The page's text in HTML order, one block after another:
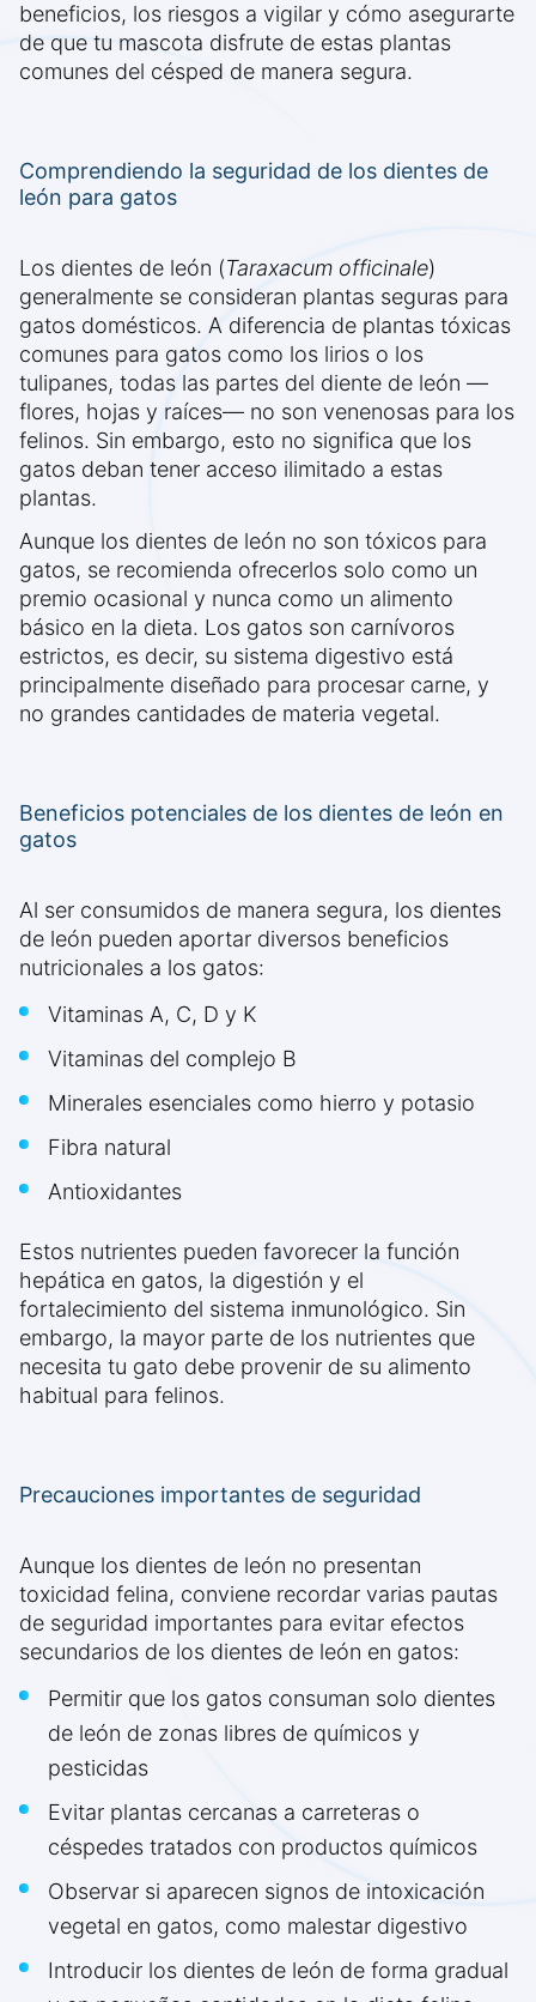
beneficios, los riesgos a vigilar y cómo asegurarte
de que tu mascota disfrute de estas plantas
comunes del césped de manera segura.
Comprendiendo la seguridad de los dientes de
león para gatos
Los dientes de león (Taraxacum officinale)
generalmente se consideran plantas seguras para
gatos domésticos. A diferencia de plantas tóxicas
comunes para gatos como los lirios o los
tulipanes, todas las partes del diente de león —
flores, hojas y raíces— no son venenosas para los
felinos. Sin embargo, esto no significa que los
gatos deban tener acceso ilimitado a estas
plantas.
Aunque los dientes de león no son tóxicos para
gatos, se recomienda ofrecerlos solo como un
premio ocasional y nunca como un alimento
básico en la dieta. Los gatos son carnívoros
estrictos, es decir, su sistema digestivo está
principalmente diseñado para procesar carne, y
no grandes cantidades de materia vegetal.
Beneficios potenciales de los dientes de león en
gatos
Al ser consumidos de manera segura, los dientes
de león pueden aportar diversos beneficios
nutricionales a los gatos:
Vitaminas A, C, D y K
Vitaminas del complejo B
Minerales esenciales como hierro y potasio
Fibra natural
Antioxidantes
Estos nutrientes pueden favorecer la función
hepática en gatos, la digestión y el
fortalecimiento del sistema inmunológico. Sin
embargo, la mayor parte de los nutrientes que
necesita tu gato debe provenir de su alimento
habitual para felinos.
Precauciones importantes de seguridad
Aunque los dientes de león no presentan
toxicidad felina, conviene recordar varias pautas
de seguridad importantes para evitar efectos
secundarios de los dientes de león en gatos:
Permitir que los gatos consuman solo dientes
de león de zonas libres de químicos y
pesticidas
Evitar plantas cercanas a carreteras o
céspedes tratados con productos químicos
Observar si aparecen signos de intoxicación
vegetal en gatos, como malestar digestivo
Introducir los dientes de león de forma gradual